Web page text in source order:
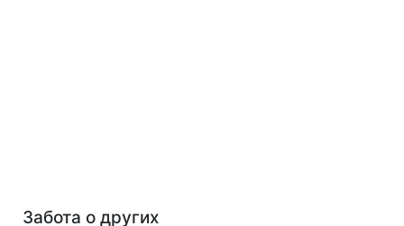
Забота о других